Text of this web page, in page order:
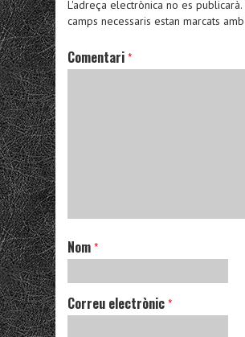
L'adreça electrònica no es publicarà.
camps necessaris estan marcats amb
Comentari *
Nom *
Correu electrònic *